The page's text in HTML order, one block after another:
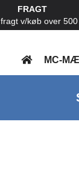
MC-
FRAGT
v/køb over 500